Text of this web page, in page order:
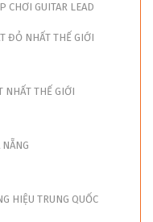
CHƠI GUITAR LEAD
ĐỎ NHẤT THẾ GIỚI
NHẤT THẾ GIỚI
HIỆU TRUNG QUỐC